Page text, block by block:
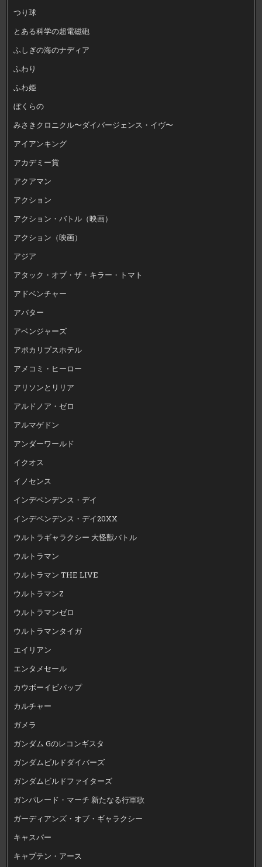
つり球
とある科学の超電磁砲
ふしぎの海のナディア
ふわり
ふわ姫
ぼくらの
みさきクロニクル〜ダイバージェンス・イヴ〜
アイアンキング
アカデミー賞
アクアマン
アクション
アクション・バトル（映画）
アクション（映画）
アジア
アタック・オブ・ザ・キラー・トマト
アドベンチャー
アバター
アベンジャーズ
アポカリプスホテル
アメコミ・ヒーロー
アリソンとリリア
アルドノア・ゼロ
アルマゲドン
アンダーワールド
イクオス
イノセンス
インデペンデンス・デイ
インデペンデンス・デイ20XX
ウルトラギャラクシー 大怪獣バトル
ウルトラマン
ウルトラマン THE LIVE
ウルトラマンZ
ウルトラマンゼロ
ウルトラマンタイガ
エイリアン
エンタメセール
カウボーイビバップ
カルチャー
ガメラ
ガンダム Gのレコンギスタ
ガンダムビルドダイバーズ
ガンダムビルドファイターズ
ガンパレード・マーチ 新たなる行軍歌
ガーディアンズ・オブ・ギャラクシー
キャスパー
キャプテン・アース